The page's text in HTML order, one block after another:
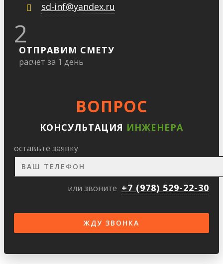
sd-inf@yandex.ru
2
ОТПРАВИМ СМЕТУ
расчет за 1 день
ВОПРОС
КОНСУЛЬТАЦИЯ ИНЖЕНЕРА
оставьте заявку
или звоните +7 (978) 529-22-30